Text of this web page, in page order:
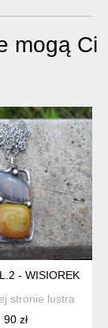
mogą Ci
- WISIOREK
stronie lustra
90 zł